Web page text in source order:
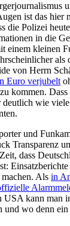
ist das hier
die Polizei
in die
einem kleinen
als
von Herrn
Euro verjubelt
kommen.
wie
und
Transparenz
dass
Als in
USA kann man
und wo denn